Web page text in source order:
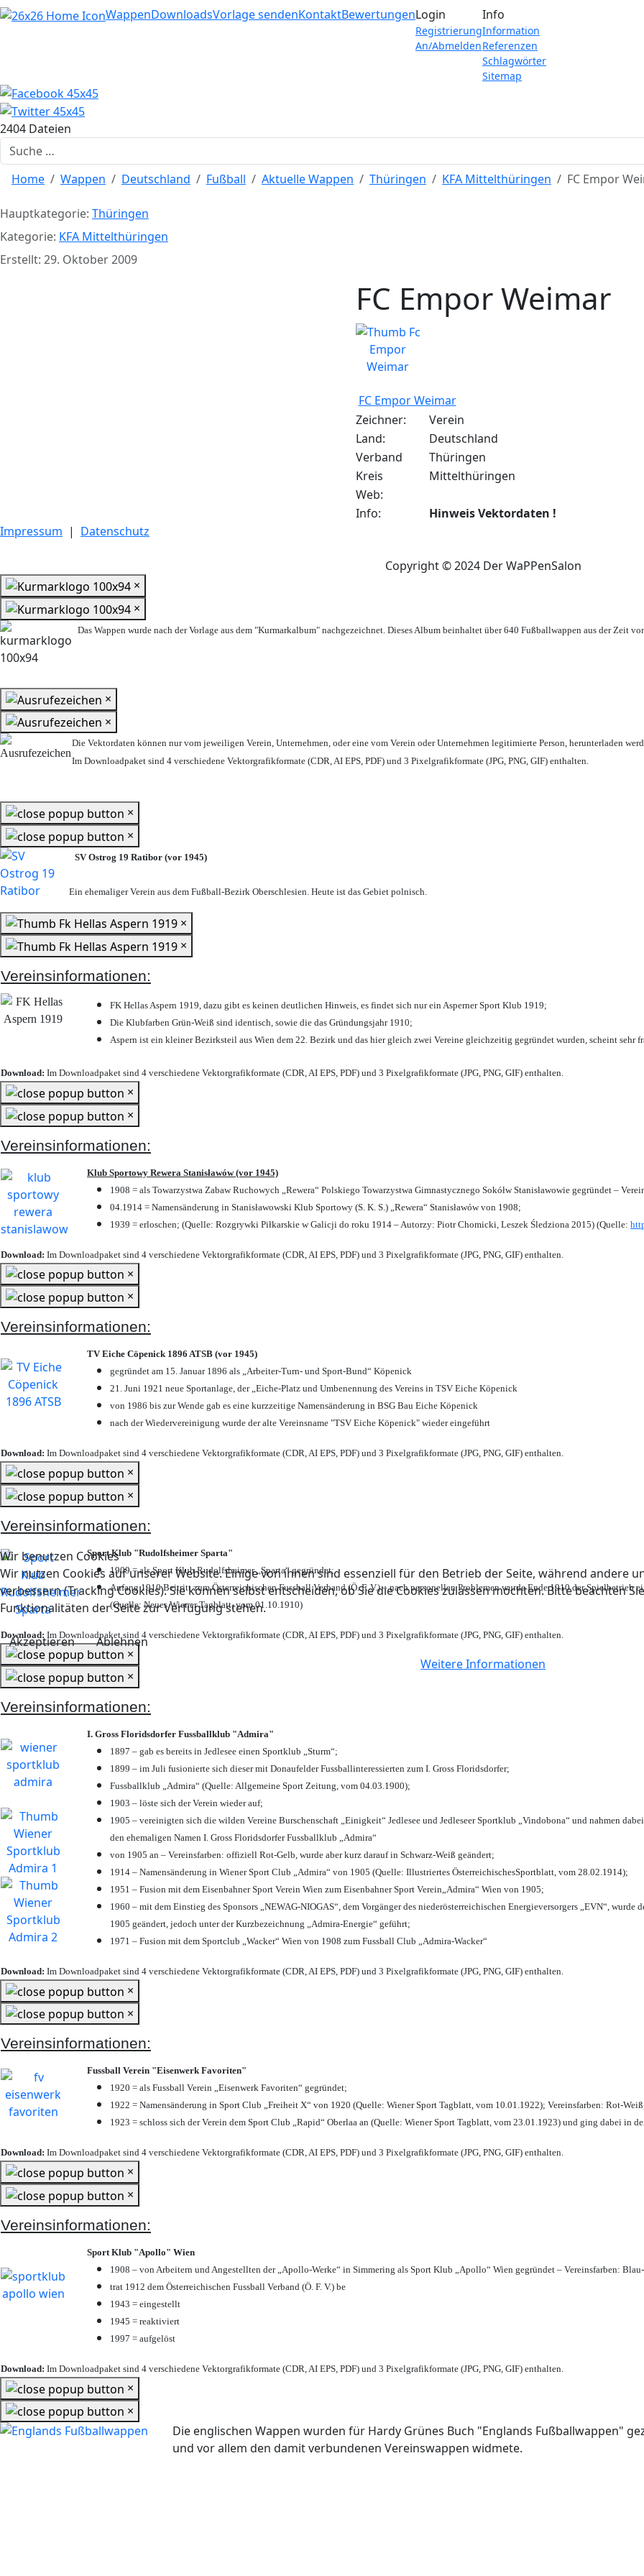
Home
WappenDownloadsVorlage sendenKontaktBewertungenLogin
Registrierung
An/Abmelden
Info
Information
Referenzen
Schlagwörter
Sitemap
2404 Dateien
Suchen
Home Wappen Deutschland Fußball Aktuelle Wappen Thüringen KFA Mittelthüringen FC Empor
Hauptkategorie: Thüringen
Kategorie: KFA Mittelthüringen
Erstellt: 29. Oktober 2009
FC Empor Weimar
FC Empor Weimar
Zeichner:
Verein
Land:
Deutschland
Verband
Thüringen
Kreis
Mittelthüringen
Web:
Info:
Hinweis Vektordaten !
Impressum | Datenschutz
Copyright © 2024 Der WaPPenSalon
Wir benutzen Cookies
Wir nutzen Cookies auf unserer Website. Einige von ihnen sind essenziell für den Betrieb der Seite, während andere
verbessern (Tracking Cookies). Sie können selbst entscheiden, ob Sie die Cookies zulassen möchten. Bitte beachten
Funktionalitäten der Seite zur Verfügung stehen.
Akzeptieren
Ablehnen
Weitere Informationen
×
×
Das Wappen wurde nach der Vorlage aus dem "Kurmarkalbum" nachgezeichnet. Dieses Album beinhaltet über 640 Fußballwappen aus der Zeit
×
×
Die Vektordaten können nur vom jeweiligen Verein, Unternehmen, oder eine vom Verein oder Unternehmen legitimierte Person, herunterladen
Im Downloadpaket sind 4 verschiedene Vektorgrafikformate (CDR, AI EPS, PDF) und 3 Pixelgrafikformate (JPG, PNG, GIF) enthalten.
×
×
SV Ostrog 19 Ratibor (vor 1945)
Ein ehemaliger Verein aus dem Fußball-Bezirk Oberschlesien. Heute ist das Gebiet polnisch.
×
×
Vereinsinformationen:
FK Hellas Aspern 1919, dazu gibt es keinen deutlichen Hinweis, es findet sich nur ein Asperner Sport Klub 1919;
Die Klubfarben Grün-Weiß sind identisch, sowie die das Gründungsjahr 1910;
Aspern ist ein kleiner Bezirksteil aus Wien dem 22. Bezirk und das hier gleich zwei Vereine gleichzeitig gegründet wurden, scheint sehr
Download: Im Downloadpaket sind 4 verschiedene Vektorgrafikformate (CDR, AI EPS, PDF) und 3 Pixelgrafikformate (JPG, PNG, GIF) enthalten.
×
×
Vereinsinformationen:
Klub Sportowy Rewera Stanisławów (vor 1945)
1908 = als Towarzystwa Zabaw Ruchowych „Rewera“ Polskiego Towarzystwa Gimnastycznego Sokółw Stanisławowie gegründet –
04.1914 = Namensänderung in Stanisławowski Klub Sportowy (S. K. S.) „Rewera“ Stanisławów von 1908;
1939 = erloschen; (Quelle: Rozgrywki Piłkarskie w Galicji do roku 1914 – Autorzy: Piotr Chomicki, Leszek Śledziona 2015) (Quelle:
Download: Im Downloadpaket sind 4 verschiedene Vektorgrafikformate (CDR, AI EPS, PDF) und 3 Pixelgrafikformate (JPG, PNG, GIF) enthalten.
×
×
Vereinsinformationen:
TV Eiche Cöpenick 1896 ATSB (vor 1945)
gegründet am 15. Januar 1896 als „Arbeiter-Turn- und Sport-Bund“ Köpenick
21. Juni 1921 neue Sportanlage, der „Eiche-Platz und Umbenennung des Vereins in TSV Eiche Köpenick
von 1986 bis zur Wende gab es eine kurzzeitige Namensänderung in BSG Bau Eiche Köpenick
nach der Wiedervereinigung wurde der alte Vereinsname "TSV Eiche Köpenick" wieder eingeführt
Download: Im Downloadpaket sind 4 verschiedene Vektorgrafikformate (CDR, AI EPS, PDF) und 3 Pixelgrafikformate (JPG, PNG, GIF) enthalten.
×
×
Vereinsinformationen:
Sport Klub "Rudolfsheimer Sparta"
1909 = als Sport Klub Rudolfsheimer „Sparta“ gegründet;
Anfang 1910 Beitritt zum Österreichischen Fussball Verband (Ö. F. V.) – nach personellen Problemen wurde Ende 1910 der
(Quelle: Neues Wiener Tagblatt, vom 01.10.1910)
Download: Im Downloadpaket sind 4 verschiedene Vektorgrafikformate (CDR, AI EPS, PDF) und 3 Pixelgrafikformate (JPG, PNG, GIF) enthalten.
×
×
Vereinsinformationen:
I. Gross Floridsdorfer Fussballklub "Admira"
1897 – gab es bereits in Jedlesee einen Sportklub „Sturm“;
1899 – im Juli fusionierte sich dieser mit Donaufelder Fussballinteressierten zum I. Gross Floridsdorfer;
Fussballklub „Admira“ (Quelle: Allgemeine Sport Zeitung, vom 04.03.1900);
1903 – löste sich der Verein wieder auf;
1905 – vereinigten sich die wilden Vereine Burschenschaft „Einigkeit“ Jedlesee und Jedleseer Sportklub „Vindobona“ und nahmen
den ehemaligen Namen I. Gross Floridsdorfer Fussballklub „Admira“
von 1905 an – Vereinsfarben: offiziell Rot-Gelb, wurde aber kurz darauf in Schwarz-Weiß geändert;
1914 – Namensänderung in Wiener Sport Club „Admira“ von 1905 (Quelle: Illustriertes ÖsterreichischesSportblatt, vom 28.02.1914);
1951 – Fusion mit dem Eisenbahner Sport Verein Wien zum Eisenbahner Sport Verein„Admira“ Wien von 1905;
1960 – mit dem Einstieg des Sponsors „NEWAG-NIOGAS“, dem Vorgänger des niederösterreichischen Energieversorgers „EVN“,
1905 geändert, jedoch unter der Kurzbezeichnung „Admira-Energie“ geführt;
1971 – Fusion mit dem Sportclub „Wacker“ Wien von 1908 zum Fussball Club „Admira-Wacker“
Download: Im Downloadpaket sind 4 verschiedene Vektorgrafikformate (CDR, AI EPS, PDF) und 3 Pixelgrafikformate (JPG, PNG, GIF) enthalten.
×
×
Vereinsinformationen:
Fussball Verein "Eisenwerk Favoriten"
1920 = als Fussball Verein „Eisenwerk Favoriten“ gegründet;
1922 = Namensänderung in Sport Club „Freiheit X“ von 1920 (Quelle: Wiener Sport Tagblatt, vom 10.01.1922); Vereinsfarben: Rot-
1923 = schloss sich der Verein dem Sport Club „Rapid“ Oberlaa an (Quelle: Wiener Sport Tagblatt, vom 23.01.1923) und ging dabei in
Download: Im Downloadpaket sind 4 verschiedene Vektorgrafikformate (CDR, AI EPS, PDF) und 3 Pixelgrafikformate (JPG, PNG, GIF) enthalten.
×
×
Vereinsinformationen:
Sport Klub "Apollo" Wien
1908 – von Arbeitern und Angestellten der „Apollo-Werke“ in Simmering als Sport Klub „Apollo“ Wien gegründet – Vereinsfarben:
trat 1912 dem Österreichischen Fussball Verband (Ö. F. V.) be
1943 = eingestellt
1945 = reaktiviert
1997 = aufgelöst
Download: Im Downloadpaket sind 4 verschiedene Vektorgrafikformate (CDR, AI EPS, PDF) und 3 Pixelgrafikformate (JPG, PNG, GIF) enthalten.
×
×
Die englischen Wappen wurden für Hardy Grünes Buch "Englands Fußballwappen"
und vor allem den damit verbundenen Vereinswappen widmete.